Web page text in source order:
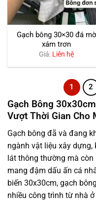
Gạch bông 30×30 đá mờ
xám trơn
Giá: Liên hệ
1 2
Gạch Bông
Vượt Thời Gian Cho
Gạch bông đã và đang
ngành vật liệu xây
lát thông thường mà
mang đậm dấu ấn cá
biến 30x30cm, gạch
nhiều công trình từ nhà